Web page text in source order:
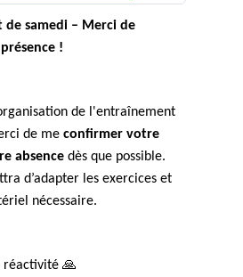
de samedi – Merci de
!
de l'entraînement
de me confirmer votre
absence dès que possible.
d’adapter les exercices et
nécessaire.
réactivité 🙏